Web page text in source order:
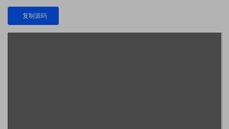
复制源码